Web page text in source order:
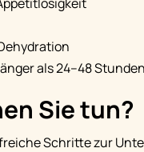
als 24–48
Sie tun?
Schritte zur